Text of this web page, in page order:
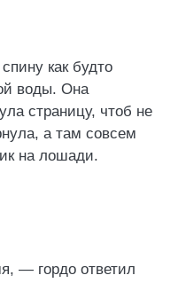
как будто
воды. Она
страницу, чтоб не
а там совсем
на лошади.
— гордо ответил